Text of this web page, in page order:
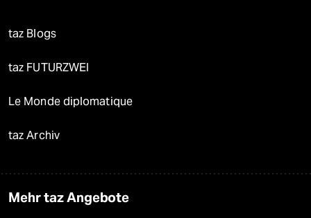
taz Blogs
taz FUTURZWEI
Le Monde diplomatique
taz Archiv
Mehr taz Angebote